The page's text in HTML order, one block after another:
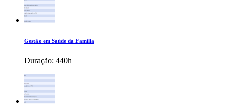
Gestão em Saúde da Família
Duração: 440h